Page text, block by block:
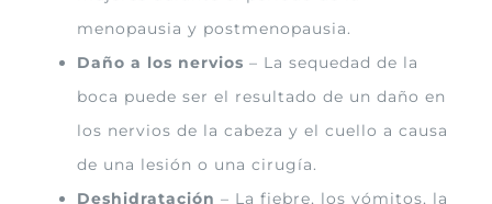
menopausia y postmenopausia.
Daño a los nervios – La sequedad de la
boca puede ser el resultado de un daño en
los nervios de la cabeza y el cuello a causa
de una lesión o una cirugía.
Deshidratación – La fiebre, los vómitos, la